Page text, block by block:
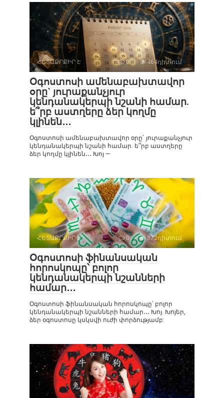
ՀԵՏԱՔՐՔԻՐ Է 0 464դիտում
Օգոստոսի ամենաբախտավոր
օրը` յուրաքանչյուր
կենդանակերպի նշանի համար.
ե՞րբ աստղերը ձեր կողմը
կլինեն․․․
Օգոստոսի ամենաբախտավոր օրը` յուրաքանչյուր
կենդանակերպի նշանի համար. ե՞րբ աստղերը
ձեր կողմը կլինեն․․․ Խոյ —
ՀԵՏԱՔՐՔԻՐ Է 0 872դիտում
Օգոստոսի ֆինանսական
հորոսկոպը՝ բոլոր
կենդանակերպի նշանների
համար․․․
Օգոստոսի ֆինանսական հորոսկոպը՝ բոլոր
կենդանակերպի նշանների համար․․․ Խոյ. Խոյեր,
ձեր օգոստոսը կսկսվի ուժի փորձությամբ: